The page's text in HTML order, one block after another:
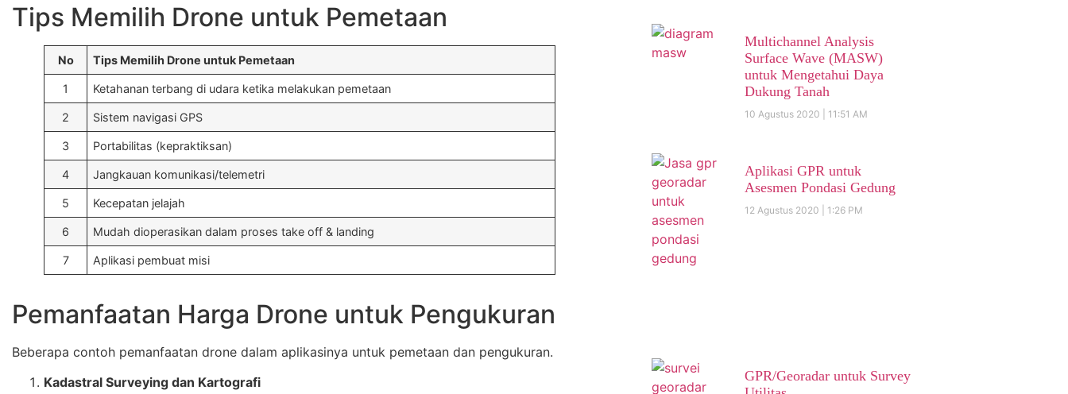
Tips Memilih Drone untuk Pemetaan
No Tips Memilih Drone untuk Pemetaan
1 Ketahanan terbang di udara ketika melakukan pemetaan
2 Sistem navigasi GPS
3 Portabilitas (kepraktiksan)
4 Jangkauan komunikasi/telemetri
5 Kecepatan jelajah
6 Mudah dioperasikan dalam proses take off & landing
7 Aplikasi pembuat misi
Pemanfaatan Harga Drone untuk Pengukuran
Beberapa contoh pemanfaatan drone dalam aplikasinya untuk pemetaan dan pengukuran.
Kadastral Surveying dan Kartografi
Multichannel Analysis
Surface Wave (MASW)
untuk Mengetahui Daya
Dukung Tanah
10 Agustus 2020 11:51 AM
Aplikasi GPR untuk
Asesmen Pondasi Gedung
12 Agustus 2020 1:26 PM
GPR/Georadar untuk Survey